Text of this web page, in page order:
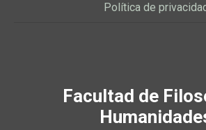
Política de
Facultad de